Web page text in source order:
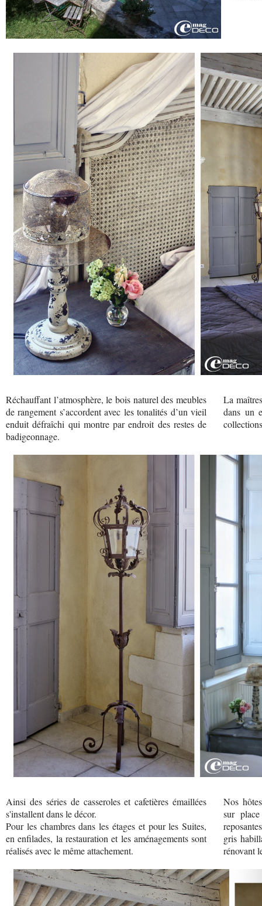
Réchauffant l’atmosphère, le bois naturel des meubles
de rangement s’accordent avec les tonalités d’un vieil
enduit défraîchi qui montre par endroit des restes de
badigeonnage.
La
dans un
Ainsi des séries de casseroles et cafetières émaillées
s'installent dans le décor.
Pour les chambres dans les étages et pour les Suites,
en enfilades, la restauration et les aménagements sont
réalisés avec le même attachement.
Nos
sur
gris
rénovant